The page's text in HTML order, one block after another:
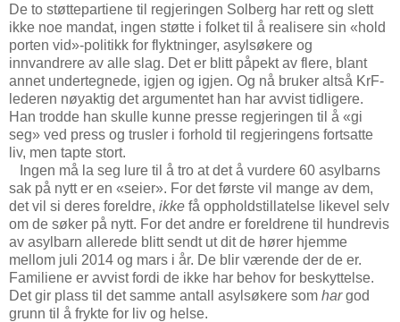
De to støttepartiene til regjeringen Solberg har rett og slett
ikke noe mandat, ingen støtte i folket til å realisere sin «hold
porten vid»-politikk for flyktninger, asylsøkere og
innvandrere av alle slag. Det er blitt påpekt av flere, blant
annet undertegnede, igjen og igjen. Og nå bruker altså KrF-
lederen nøyaktig det argumentet han har avvist tidligere.
Han trodde han skulle kunne presse regjeringen til å «gi
seg» ved press og trusler i forhold til regjeringens fortsatte
liv, men tapte stort.
Ingen må la seg lure til å tro at det å vurdere 60 asylbarns
sak på nytt er en «seier». For det første vil mange av dem,
det vil si deres foreldre, ikke få oppholdstillatelse likevel selv
om de søker på nytt. For det andre er foreldrene til hundrevis
av asylbarn allerede blitt sendt ut dit de hører hjemme
mellom juli 2014 og mars i år. De blir værende der de er.
Familiene er avvist fordi de ikke har behov for beskyttelse.
Det gir plass til det samme antall asylsøkere som hargod
grunn til å frykte for liv og helse.